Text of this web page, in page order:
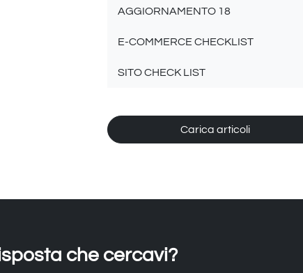
AGGIORNAMENTO 18
E-COMMERCE CHECKLIST
SITO CHECK LIST
Carica articoli
che cercavi?